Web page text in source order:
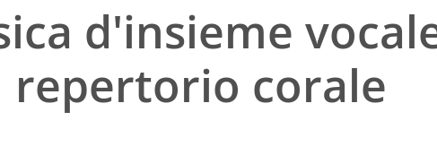
d'insieme
repertorio corale